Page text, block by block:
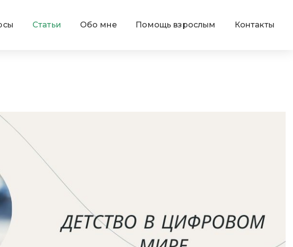
Статьи Обо мне Помощь взрослым Контакты